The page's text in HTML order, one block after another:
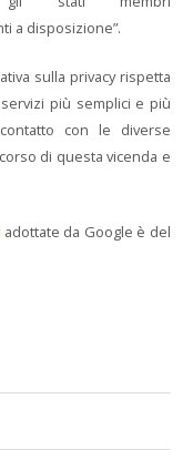
a disposizione”.
sulla privacy rispetta
più semplici e più
con le diverse
di questa vicenda e
adottate da Google è del